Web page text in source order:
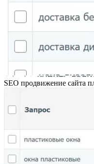
SEO продвижение сайта